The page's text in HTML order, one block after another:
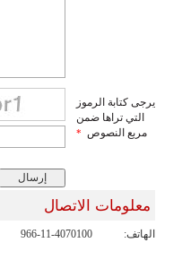
يرجى كتابة الرموز
التي تراها ضمن
مربع النصوص *
معلومات الاتصال
الهاتف: 966-11-4070100